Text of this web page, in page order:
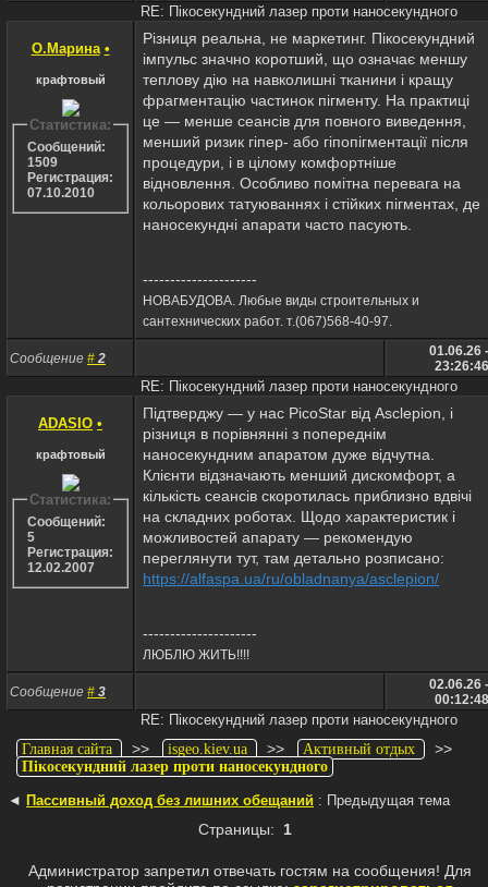
RE: Пікосекундний лазер проти наносекундного
О.Марина •
крафтовый
Статистика:
Сообщений:
1509
Регистрация:
07.10.2010
Різниця реальна, не маркетинг. Пікосекундний
імпульс значно коротший, що означає меншу
теплову дію на навколишні тканини і кращу
фрагментацію частинок пігменту. На практиці
це — менше сеансів для повного виведення,
менший ризик гіпер- або гіпопігментації після
процедури, і в цілому комфортніше
відновлення. Особливо помітна перевага на
кольорових татуюваннях і стійких пігментах, де
наносекундні апарати часто пасують.
---------------------
НОВАБУДОВА. Любые виды строительных и
сантехнических работ. т.(067)568-40-97.
Сообщение # 2
01.06.26 -
23:26:46
RE: Пікосекундний лазер проти наносекундного
ADASIO •
крафтовый
Статистика:
Сообщений:
5
Регистрация:
12.02.2007
Підтверджу — у нас PicoStar від Asclepion, і
різниця в порівнянні з попереднім
наносекундним апаратом дуже відчутна.
Клієнти відзначають менший дискомфорт, а
кількість сеансів скоротилась приблизно вдвічі
на складних роботах. Щодо характеристик і
можливостей апарату — рекомендую
переглянути тут, там детально розписано:
https://alfaspa.ua/ru/obladnanya/asclepion/
---------------------
ЛЮБЛЮ ЖИТЬ!!!!
Сообщение # 3
02.06.26 -
00:12:48
RE: Пікосекундний лазер проти наносекундного
Главная сайта
>> isgeo.kiev.ua >> Активный отдых >>
Пікосекундний лазер проти наносекундного
◄ Пассивный доход без лишних обещаний : Предыдущая тема
Страницы: 1
Администратор запретил отвечать гостям на сообщения! Для